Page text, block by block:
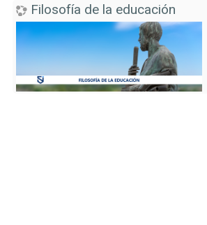
Filosofía de la educación